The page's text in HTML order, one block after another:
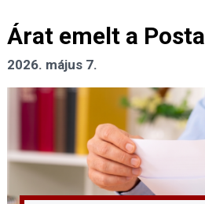
Árat emelt a Posta
2026. május 7.